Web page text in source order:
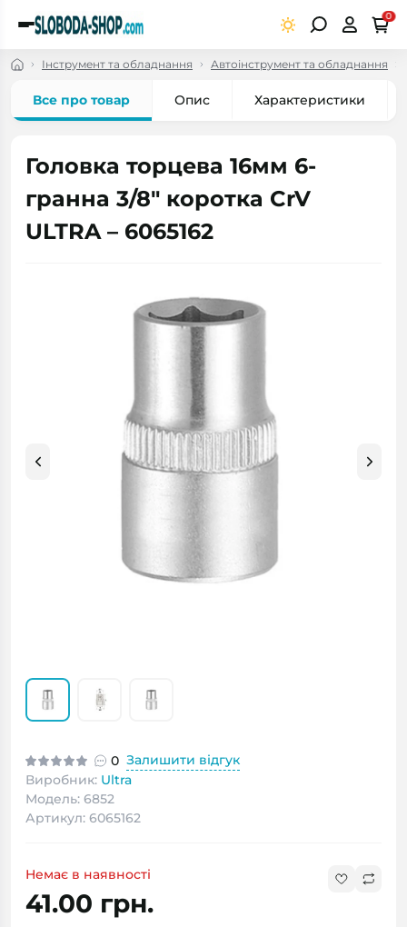
0
Інструмент та обладнання Автоінструмент та обладнання
Все про товар Опис Характеристики
Головка торцева 16мм 6-
гранна 3/8" коротка CrV
ULTRA – 6065162
0 Залишити відгук
Виробник: Ultra
Модель: 6852
Артикул: 6065162
Немає в наявності
41.00 грн.